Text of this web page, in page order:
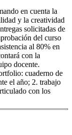
en cuenta la
y la creatividad
solicitadas de
del curso
al 80% en
con la
docente.
cuaderno de
el año; 2. trabajo
con los